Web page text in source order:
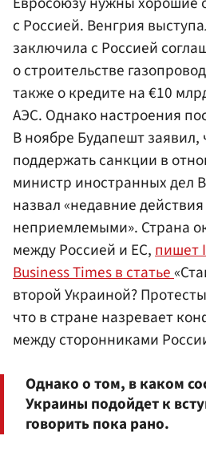
с Россией. Венгрия
заключила с Россией
о строительстве
также о кредите на €10
АЭС. Однако настроения
В ноябре Будапешт заявил,
поддержать санкции в
министр иностранных дел
назвал «недавние
неприемлемыми». Страна
между Россией и ЕС,пишет
Business Times в статье
второй Украиной?
что в стране назревает
между сторонниками
Однако о том, в каком
Украины подойдет к
говорить пока рано.